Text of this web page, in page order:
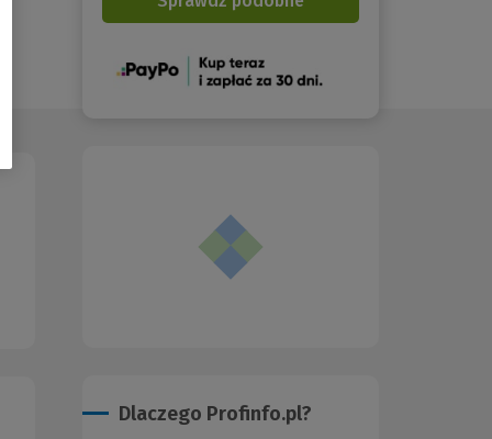
(Nowe
Dlaczego Profinfo.pl?